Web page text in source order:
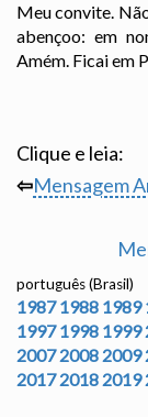
Meu convite.
abençoo: em
Amém. Ficai em
Clique e leia:
⇦Mensagem
português (Brasil)
1987 1988 1989
1997 1998 1999
2007 2008 2009
2017 2018 2019